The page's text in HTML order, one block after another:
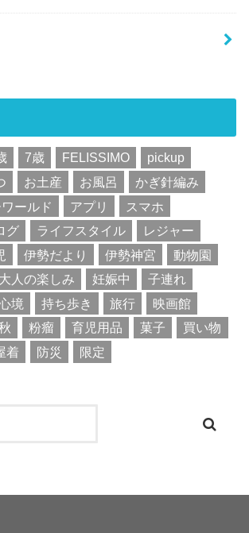
7歳 FELISSIMO
pickup
お土産 お風呂
かぎ針編み
ールド
アプリ
スマホ
グ ライフスタイル
レジャー
伊勢だより 伊勢神宮
動物園
大人の楽しみ 妊娠中
子連れ
境 持ち歩き 旅行
映画館
粉瘤 育児用品 菓子
買い物
着 防災 限定